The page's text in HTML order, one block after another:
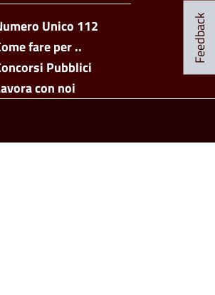
Feedback
side
Unico 112
fare per ..
Pubblici
con noi